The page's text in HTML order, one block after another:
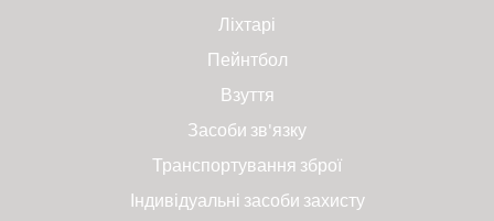
Ліхтарі
Пейнтбол
Взуття
Засоби зв'язку
Транспортування зброї
Індивідуальні засоби захисту